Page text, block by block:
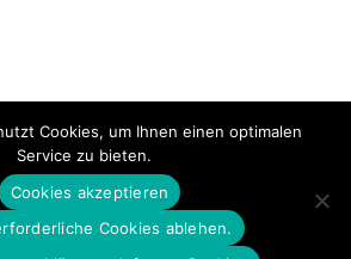
RECHT
auf folgendes Buch hingewiesen:
Verlag
Cookies, um Ihnen einen optimalen
Service zu bieten.
Cookies akzeptieren
Cookies ablehen.